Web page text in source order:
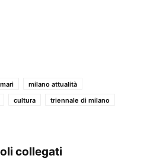
milano attualità
cultura
triennale di milano
collegati